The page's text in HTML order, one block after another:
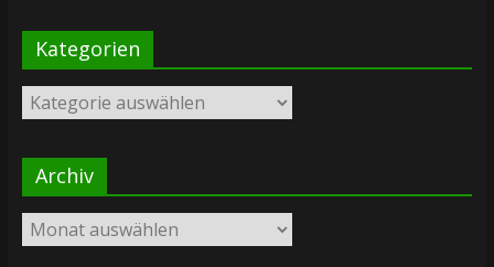
Kategorien
Kategorien
Archiv
Archiv